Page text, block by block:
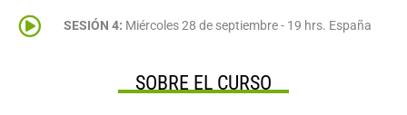
SESIÓN 4: Miércoles 28 de septiembre - 19 hrs. España
SOBRE EL CURSO